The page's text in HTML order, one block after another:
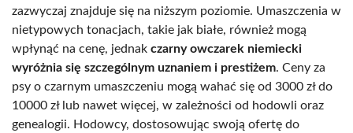
zazwyczaj znajduje się na niższym poziomie. Umaszczenia w
nietypowych tonacjach, takie jak białe, również mogą
wpłynąć na cenę, jednak czarny owczarek niemiecki
wyróżnia się szczególnym uznaniem i prestiżem. Ceny za
psy o czarnym umaszczeniu mogą wahać się od 3000 zł do
10000 zł lub nawet więcej, w zależności od hodowli oraz
genealogii. Hodowcy, dostosowując swoją ofertę do